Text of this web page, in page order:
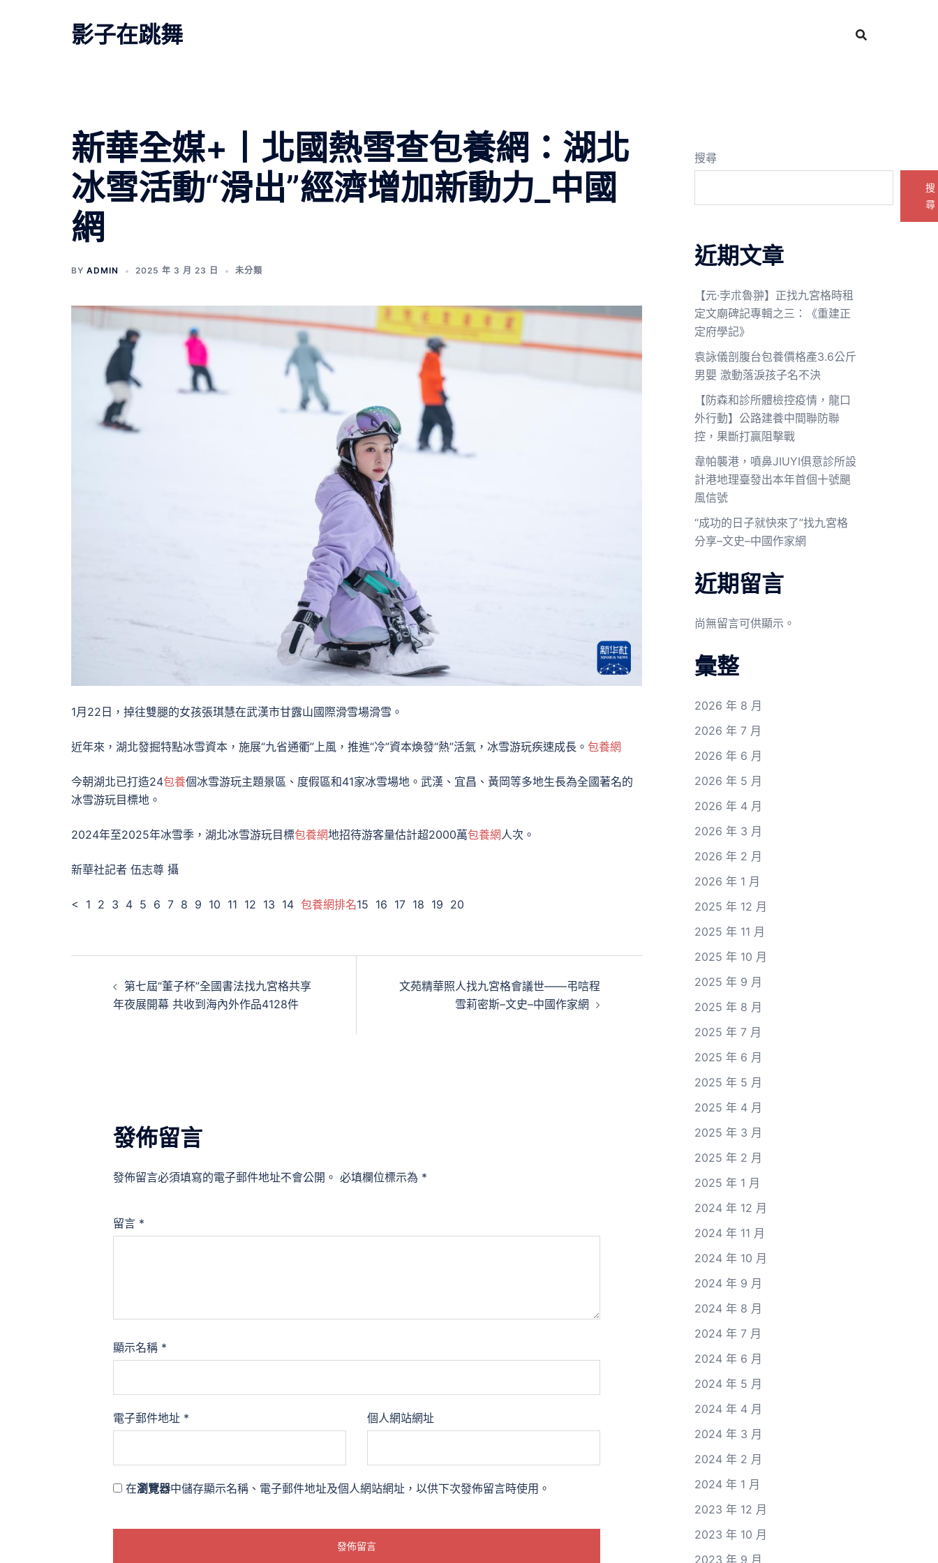
影子在跳舞
新華全媒+丨北國熱雪查包養網：湖北
冰雪活動“滑出”經濟增加新動力_中國
網
BY ADMIN 2025 年 3 月 23 日 未分類
1月22日，掉往雙腿的女孩張琪慧在武漢市甘露山國際滑雪場滑雪。
近年來，湖北發掘特點冰雪資本，施展“九省通衢”上風，推進“冷”資本煥發“熱”活氣，冰雪游玩疾速成長。 包養網
今朝湖北已打造24包養個冰雪游玩主題景區、度假區和41家冰雪場地。武漢、宜昌、黃岡等多地生長為全國著名的
冰雪游玩目標地。
2024年至2025年冰雪季，湖北冰雪游玩目標包養網地招待游客量估計超2000萬包養網人次。
新華社記者 伍志尊 攝
< 1 2 3 4 5 6 7 8 9 10 11 12 13 14 包養網排名15 16 17 18 19 20
第七屆“董子杯”全國書法找九宮格共享
年夜展開幕 共收到海內外作品4128件
文苑精華照人找九宮格會議世——弔唁程
雪莉密斯–文史–中國作家網
發佈留言
發佈留言必須填寫的電子郵件地址不會公開。 必填欄位標示為 *
留言 *
顯示名稱 *
電子郵件地址 * 個人網站網址
在瀏覽器中儲存顯示名稱、電子郵件地址及個人網站網址，以供下次發佈留言時使用。
搜尋
搜
尋
近期文章
【元·孛朮魯翀】正找九宮格時租
定文廟碑記專輯之三：《重建正
定府學記》
袁詠儀剖腹台包養價格產3.6公斤
男嬰 激動落淚孩子名不決
【防森和診所體檢控疫情，龍口
外行動】公路建養中間聯防聯
控，果斷打贏阻擊戰
韋帕襲港，噴鼻JIUYI俱意診所設
計港地理臺發出本年首個十號颶
風信號
“成功的日子就快來了”找九宮格
分享–文史–中國作家網
近期留言
尚無留言可供顯示。
彙整
2026 年 8 月
2026 年 7 月
2026 年 6 月
2026 年 5 月
2026 年 4 月
2026 年 3 月
2026 年 2 月
2026 年 1 月
2025 年 12 月
2025 年 11 月
2025 年 10 月
2025 年 9 月
2025 年 8 月
2025 年 7 月
2025 年 6 月
2025 年 5 月
2025 年 4 月
2025 年 3 月
2025 年 2 月
2025 年 1 月
2024 年 12 月
2024 年 11 月
2024 年 10 月
2024 年 9 月
2024 年 8 月
2024 年 7 月
2024 年 6 月
2024 年 5 月
2024 年 4 月
2024 年 3 月
2024 年 2 月
2024 年 1 月
2023 年 12 月
2023 年 10 月
2023 年 9 月